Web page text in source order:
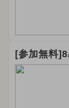
[参加無料